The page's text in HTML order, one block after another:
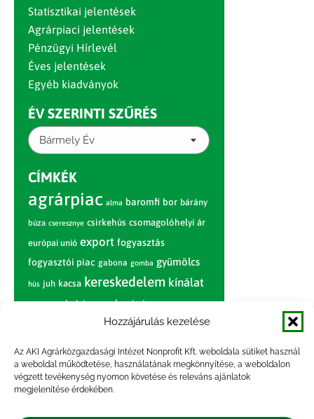
Hozzájárulás kezelése
Az AKI Agrárközgazdasági Intézet Nonprofit Kft. weboldala sütiket használ
a weboldal működtetése, használatának megkönnyítése, a weboldalon
végzett tevékenység nyomon követése és releváns ajánlatok
megjelenítése érdekében.
Statisztikai jelentések
Agrárpiaci jelentések
Pénzügyi Hírlevél
Éves jelentések
Egyéb kiadványok
ÉV SZERINTI SZŰRÉS
Bármely Év
CÍMKÉK
agrárpiac alma baromfi bor bárány
búza cseresznye csirkehús csomagolóhelyi ár
európai unió export fogyasztás
fogyasztói piac gabona gomba gyümölcs
hús juh kacsa kereskedelem kínálat
körte marhahús nagybani piac narancs
nemzetközi árinformációk
paradicsom piac piaci jelentés
pulyka pulykahús sertés sertéshús
szarvasmarha termelés
termelői